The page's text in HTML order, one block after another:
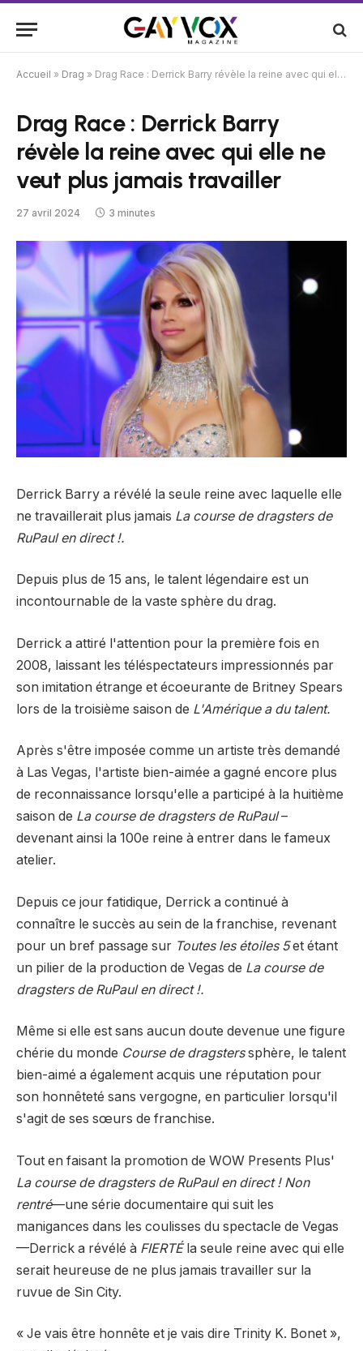
Accueil » Drag » Drag Race : Derrick Barry révèle la reine avec qui elle ne veut plus jamais travailler
Drag Race : Derrick Barry
révèle la reine avec qui elle ne
veut plus jamais travailler
27 avril 2024 3 minutes
Derrick Barry a révélé la seule reine avec laquelle elle
ne travaillerait plus jamais La course de dragsters de
RuPaul en direct !.
Depuis plus de 15 ans, le talent légendaire est un
incontournable de la vaste sphère du drag.
Derrick a attiré l'attention pour la première fois en
2008, laissant les téléspectateurs impressionnés par
son imitation étrange et écoeurante de Britney Spears
lors de la troisième saison de L'Amérique a du talent.
Après s'être imposée comme un artiste très demandé
à Las Vegas, l'artiste bien-aimée a gagné encore plus
de reconnaissance lorsqu'elle a participé à la huitième
saison de La course de dragsters de RuPaul–
devenant ainsi la 100e reine à entrer dans le fameux
atelier.
Depuis ce jour fatidique, Derrick a continué à
connaître le succès au sein de la franchise, revenant
pour un bref passage sur Toutes les étoiles 5et étant
un pilier de la production de Vegas de La course de
dragsters de RuPaul en direct !.
Même si elle est sans aucun doute devenue une figure
chérie du monde Course de dragsterssphère, le talent
bien-aimé a également acquis une réputation pour
son honnêteté sans vergogne, en particulier lorsqu'il
s'agit de ses sœurs de franchise.
Tout en faisant la promotion de WOW Presents Plus'
La course de dragsters de RuPaul en direct ! Non
rentré—une série documentaire qui suit les
manigances dans les coulisses du spectacle de Vegas
—Derrick a révélé à FIERTÉla seule reine avec qui elle
serait heureuse de ne plus jamais travailler sur la
ruvue de Sin City.
« Je vais être honnête et je vais dire Trinity K. Bonet »,